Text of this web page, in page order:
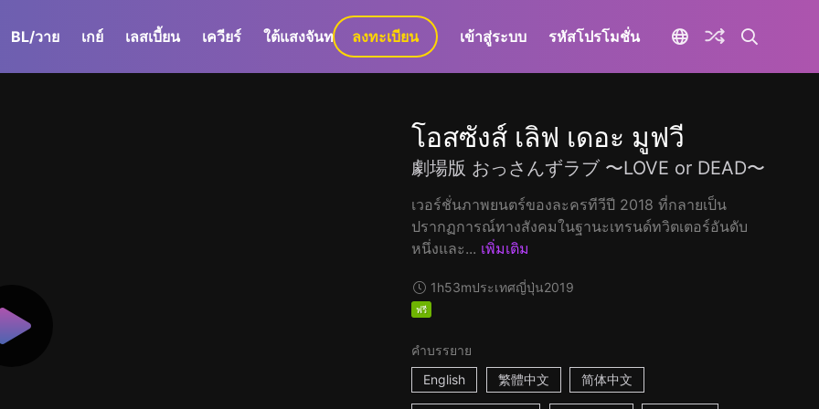
BL/วาย เกย์ เลสเบี้ยน เควียร์ ใต้แสงจันทร์ GaLa+
ลงทะเบียน เข้าสู่ระบบ รหัสโปรโมชั่น
โอสซังส์ เลิฟ เดอะ มูฟวี
劇場版 おっさんずラブ 〜LOVE or DEAD〜
เวอร์ชั่นภาพยนตร์ของละครทีวีปี 2018 ที่กลายเป็น
ปรากฏการณ์ทางสังคมในฐานะเทรนด์ทวิตเตอร์อันดับ
หนึ่งและ... เพิ่มเติม
1h53mประเทศญี่ปุ่น2019
ฟรี
คำบรรยาย
English
繁體中文 简体中文